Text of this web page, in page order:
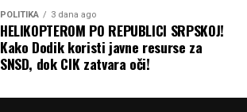
POLITIKA 3 dana ago
HELIKOPTEROM PO REPUBLICI SRPSKOJ!
Kako Dodik koristi javne resurse za
SNSD, dok CIK zatvara oči!